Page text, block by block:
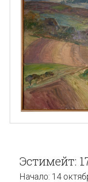
Эстимейт:
Начало: 14